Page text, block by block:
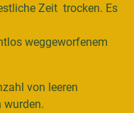
Zeit trocken. Es
weggeworfenem
von leeren
wurden.